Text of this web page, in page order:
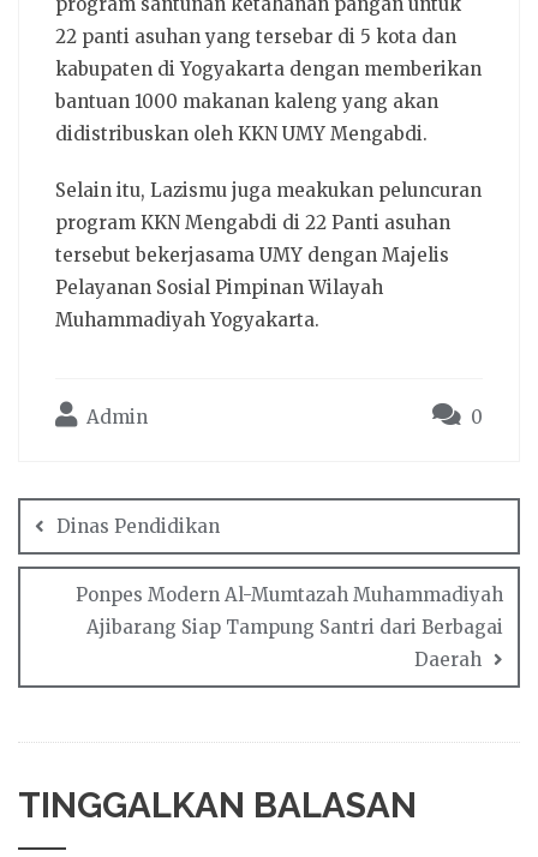
22 panti asuhan yang tersebar di 5 kota dan
kabupaten di Yogyakarta dengan memberikan
bantuan 1000 makanan kaleng yang akan
didistribuskan oleh KKN UMY Mengabdi.
Selain itu, Lazismu juga meakukan peluncuran
program KKN Mengabdi di 22 Panti asuhan
tersebut bekerjasama UMY dengan Majelis
Pelayanan Sosial Pimpinan Wilayah
Muhammadiyah Yogyakarta.
Admin 0
Dinas Pendidikan
Ponpes Modern Al-Mumtazah Muhammadiyah
Ajibarang Siap Tampung Santri dari Berbagai
Daerah
TINGGALKAN BALASAN